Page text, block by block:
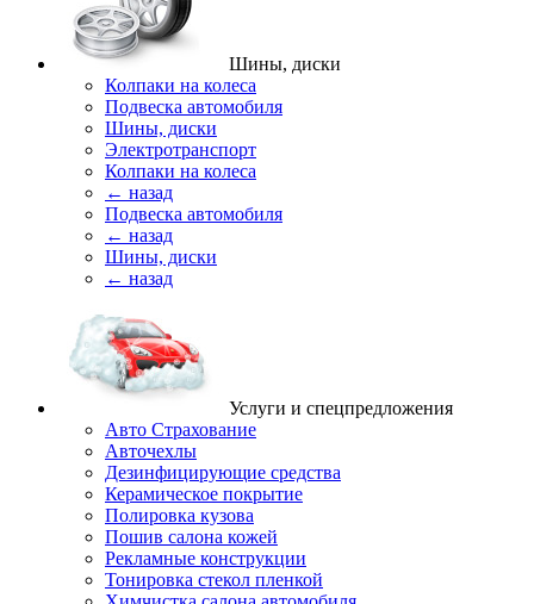
Шины, диски
Колпаки на колеса
Подвеска автомобиля
Шины, диски
Электротранспорт
Колпаки на колеса
← назад
Подвеска автомобиля
← назад
Шины, диски
← назад
Услуги и спецпредложения
Авто Страхование
Авточехлы
Дезинфицирующие средства
Керамическое покрытие
Полировка кузова
Пошив салона кожей
Рекламные конструкции
Тонировка стекол пленкой